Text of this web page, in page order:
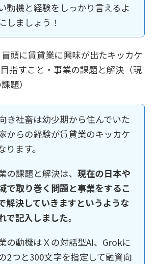
動機と経験をしっかり言えるよ
しましょう！
頭に賃貸業に興味が出たキッカケ
指すこと・事業の課題と解決（現
題）
き社畜は幼少期から住んでいた
からの経験が賃貸業のキッカケ
ります。
の課題と解決は、 現在の日本や
で取り巻く問題と事業をするこ
解決していきますというような
で記入しました。
の動機はＸの対話型AI、Grokに
2つと300文字を指定して融資向